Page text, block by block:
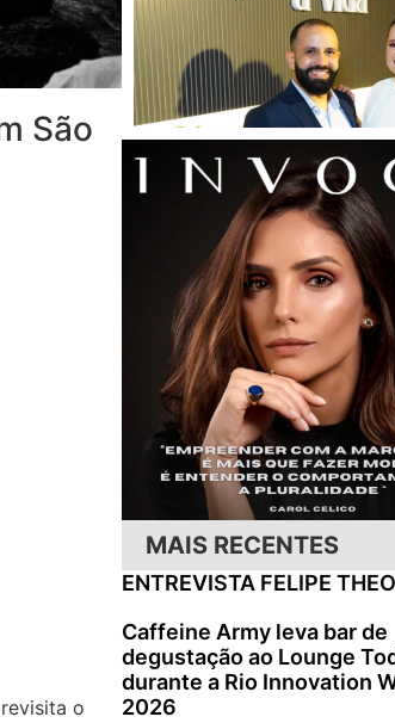
São
o
MAIS RECENTES
ENTREVISTA FELIPE
Caffeine Army leva bar de
degustação ao Lounge
durante a Rio Innovation
2026